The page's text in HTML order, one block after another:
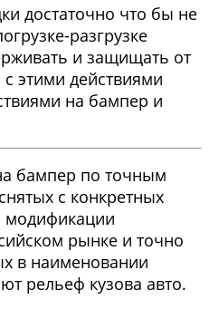
достаточно что бы не
разгрузке
и защищать от
этими действиями
на бампер и
бампер по точным
с конкретных
модификации
рынке и точно
в наименовании
рельеф кузова авто.